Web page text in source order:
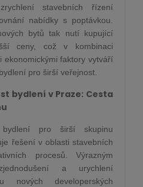
stavebních řízení
nabídky s poptávkou.
bytů tak nutí kupující
ceny, což v kombinaci
ekonomickými faktory vytváří
pro širší veřejnost.
bydlení v Praze: Cesta
bydlení pro širší skupinu
řešení v oblasti stavebních
procesů. Výrazným
a urychlení
nových developerských